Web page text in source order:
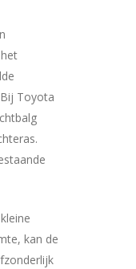
Toyota
kan de